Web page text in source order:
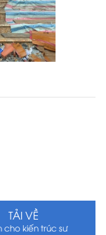
TẢI VỀ
cho kiến trúc sư